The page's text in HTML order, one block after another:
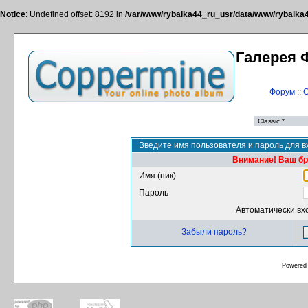
Notice: Undefined offset: 8192 in /var/www/rybalka44_ru_usr/data/www/
Галерея
Форум::
Введите имя пользователя и пароль для
Внимание! Ваш
Имя (ник)
Пароль
Автоматически
Забыли пароль?